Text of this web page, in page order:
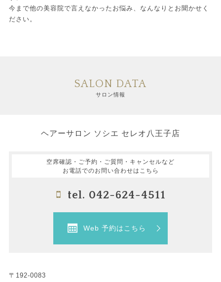
今まで他の美容院で言えなかったお悩み、なんなりとお聞かせく
ださい。
SALON DATA
サロン情報
ヘアーサロン ソシエ セレオ八王子店
空席確認・ご予約・ご質問・キャンセルなど
お電話でのお問い合わせはこちら
tel. 042-624-4511
Web 予約はこちら
〒192-0083